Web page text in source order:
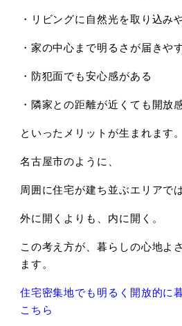
・リビングに自然光を取り込み
・家の中心まで明るさが届きや
・防犯面でも安心感がある
・隣家との距離が近くても開放
といったメリットが生まれます。
名古屋市のように、
周囲に住宅が建ち並ぶエリアでは
外に開くよりも、内に開く。
この考え方が、暮らしの心地よ
ます。
住宅密集地でも明るく開放的に
こちら